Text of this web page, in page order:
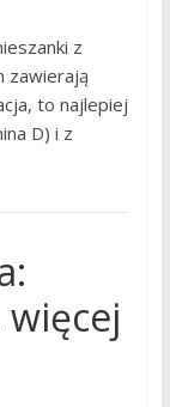
z
zawierają
to najlepiej
D) i z